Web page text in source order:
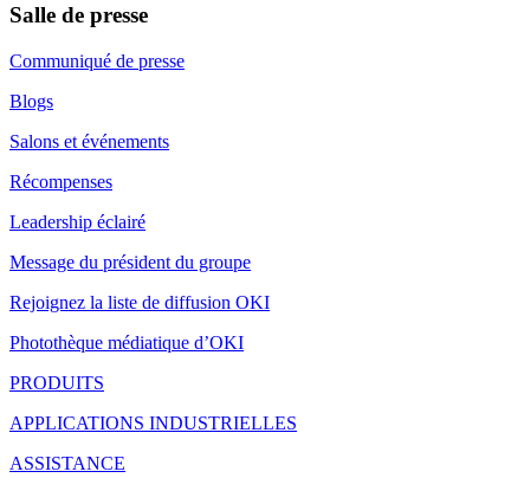
Salle de presse
Communiqué de presse
Blogs
Salons et événements
Récompenses
Leadership éclairé
Message du président du groupe
Rejoignez la liste de diffusion OKI
Photothèque médiatique d’OKI
PRODUITS
APPLICATIONS INDUSTRIELLES
ASSISTANCE